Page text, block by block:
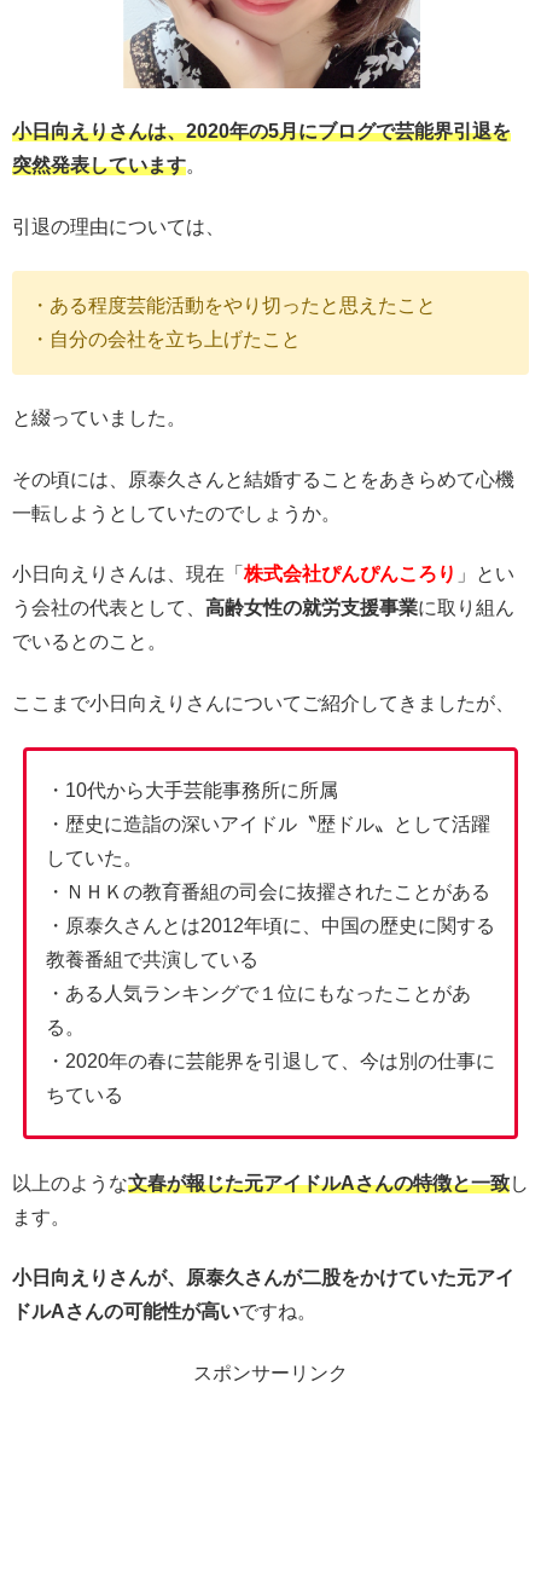
小日向えりさんは、2020年の5月にブログで芸能界引退を
突然発表しています。
引退の理由については、
・ある程度芸能活動をやり切ったと思えたこと
・自分の会社を立ち上げたこと
と綴っていました。
その頃には、原泰久さんと結婚することをあきらめて心機
一転しようとしていたのでしょうか。
小日向えりさんは、現在「 株式会社ぴんぴんころり 」とい
う会社の代表として、 高齢女性の就労支援事業に取り組ん
でいるとのこと。
ここまで小日向えりさんについてご紹介してきましたが、
・10代から大手芸能事務所に所属
・歴史に造詣の深いアイドル〝歴ドル〟として活躍
していた。
・ＮＨＫの教育番組の司会に抜擢されたことがある
・原泰久さんとは2012年頃に、中国の歴史に関する
教養番組で共演している
・ある人気ランキングで１位にもなったことがあ
る。
・2020年の春に芸能界を引退して、今は別の仕事に
ちている
以上のような文春が報じた元アイドルAさんの特徴と一致し
ます。
小日向えりさんが、原泰久さんが二股をかけていた元アイ
ドルAさんの可能性が高いですね。
スポンサーリンク